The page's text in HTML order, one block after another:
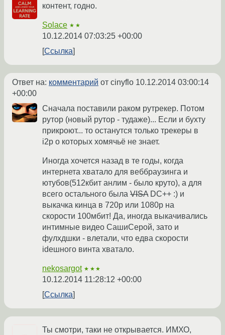
контент, годно.
Solace ★★
10.12.2014 07:03:25 +00:00
Ссылка
Ответ на: комментарий от cinyflo 10.12.2014 03:00:14
+00:00
Сначала поставили раком рутрекер. Потом
рутор (новый рутор - тудаже)... Если и бухту
прикроют... то останутся только трекеры в
i2p о которых хомячьё не знает.
Иногда хочется назад в те годы, когда
интернета хватало для веббраузинга и
ютубов(512кбит анлим - было круто), а для
всего остального была VISADC++ :) и
выкачка кинца в 720р или 1080р на
скорости 100мбит! Да, иногда выкачивались
интимные видео СашиСерой, зато и
фулхдшки - влетали, что едва скорости
ideшного винта хватало.
nekosargot ★★★
10.12.2014 11:28:12 +00:00
Ссылка
Ты смотри, таки не открывается. ИМХО,